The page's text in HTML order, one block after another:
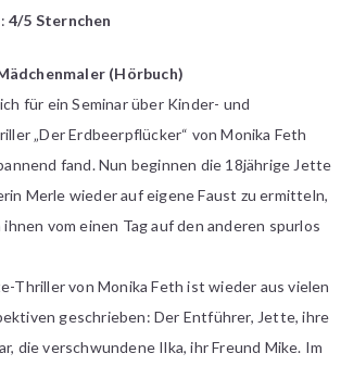
4/5 Sternchen
(Hörbuch)
für ein Seminar über Kinder- und
„Der Erdbeerpflücker“ von Monika Feth
fand. Nun beginnen die 18jährige Jette
Merle wieder auf eigene Faust zu ermitteln,
vom einen Tag auf den anderen spurlos
Thriller von Monika Feth ist wieder aus vielen
geschrieben: Der Entführer, Jette, ihre
die verschwundene Ilka, ihr Freund Mike. Im